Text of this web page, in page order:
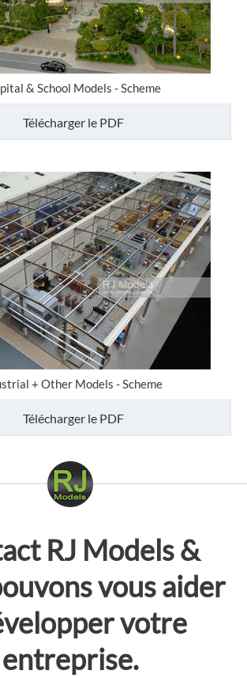
& School Models - Scheme
Télécharger le PDF
+ Other Models - Scheme
Télécharger le PDF
RJ Models&
vous aider
votre
entreprise.